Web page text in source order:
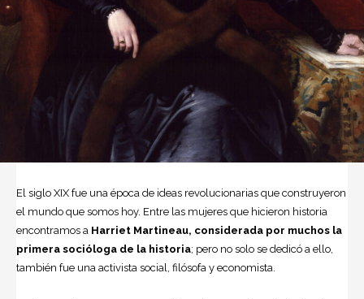
El siglo XIX fue una época de ideas revolucionarias que construyeron
el mundo que somos hoy. Entre las mujeres que hicieron historia
encontramos a Harriet Martineau, considerada por muchos la
primera socióloga de la historia; pero no solo se dedicó a ello,
también fue una activista social, filósofa y economista.